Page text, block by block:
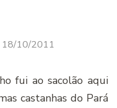
18/10/2011
fui ao sacolão aqui
castanhas do Pará